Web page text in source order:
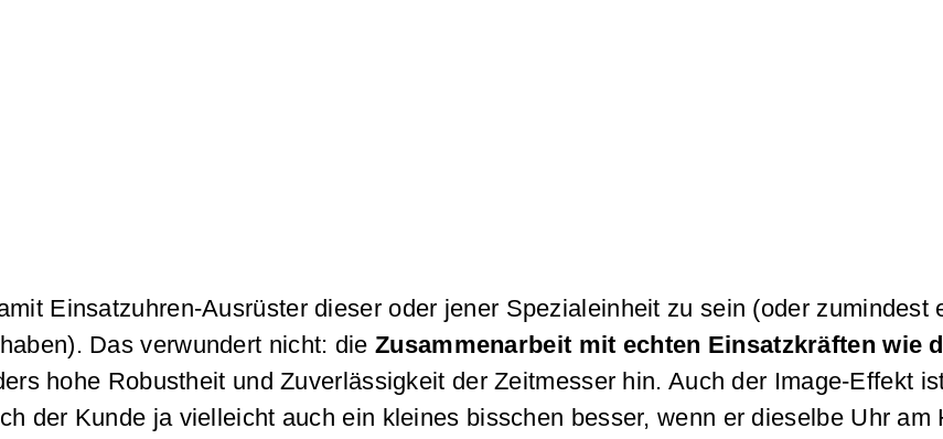
Einsatzuhren-Ausrüster dieser oder jener Spezialeinheit zu sein (oder zumindest
Das verwundert nicht: die Zusammenarbeit mit echten Einsatzkräften wie
hohe Robustheit und Zuverlässigkeit der Zeitmesser hin. Auch der Image-Effekt
der Kunde ja vielleicht auch ein kleines bisschen besser, wenn er dieselbe Uhr am